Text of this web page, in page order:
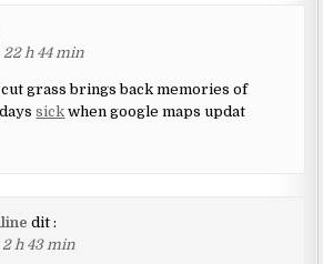
h 44 min
grass brings back memories of
sick when google maps updat
dit :
h 43 min